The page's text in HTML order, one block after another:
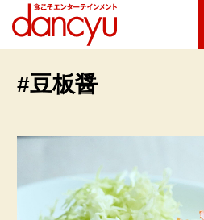
#豆板醤